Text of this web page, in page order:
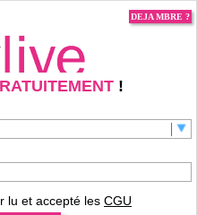
DEJA MBRE ?
!
lu et accepté les CGU